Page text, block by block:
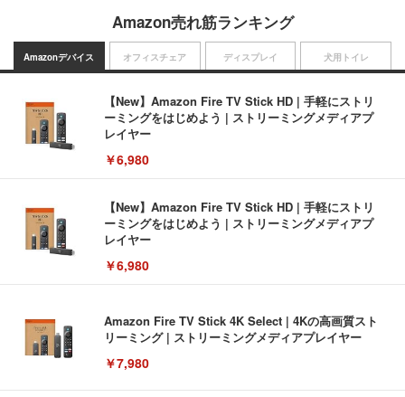
Amazon売れ筋ランキング
Amazonデバイス
【New】Amazon Fire TV Stick HD | 手軽にストリ
ーミングをはじめよう | ストリーミングメディアプ
レイヤー
￥6,980
【New】Amazon Fire TV Stick HD | 手軽にストリ
ーミングをはじめよう | ストリーミングメディアプ
レイヤー
￥6,980
Amazon Fire TV Stick 4K Select | 4Kの高画質スト
リーミング | ストリーミングメディアプレイヤー
￥7,980
オフィスチェア ディスプレイ 犬用トイレ